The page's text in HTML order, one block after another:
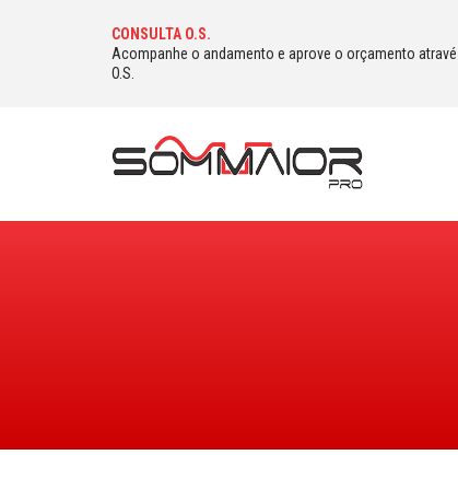
CONSULTA O.S.
Acompanhe o andamento e aprove o orçamento
O.S.